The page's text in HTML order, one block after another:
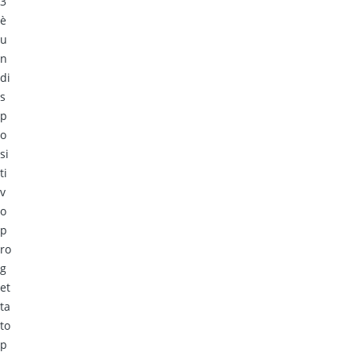
è
u
n
di
s
p
o
si
ti
v
o
p
ro
g
et
ta
to
p